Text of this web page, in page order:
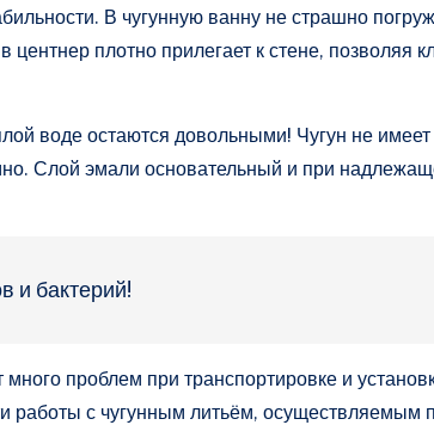
В чугунную ванну не страшно
плотно прилегает к стене, позволяя
воде остаются довольными! Чугун не имеет
Слой эмали основательный и при
и бактерий!
проблем при транспортировке и
с чугунным литьём, осуществляемым